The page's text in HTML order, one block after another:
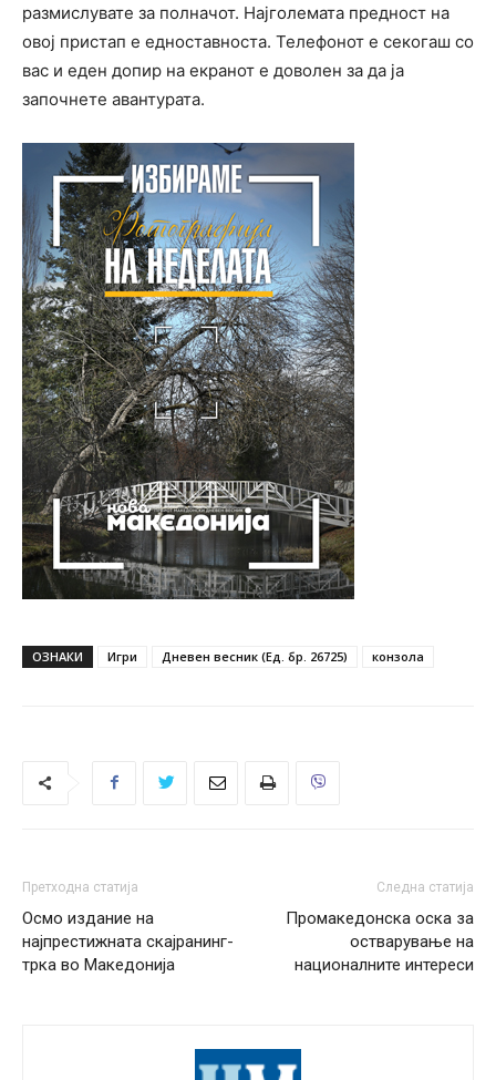
размислувате за полначот. Најголемата предност на
овој пристап е едноставноста. Телефонот е секогаш со
вас и еден допир на екранот е доволен за да ја
започнете авантурата.
ОЗНАКИ Игри Дневен весник (Ед. бр. 26725) конзола
Претходна статија
Осмо издание на
најпрестижната скајранинг-
трка во Македонија
Следна статија
Промакедонска оска за
остварување на
националните интереси